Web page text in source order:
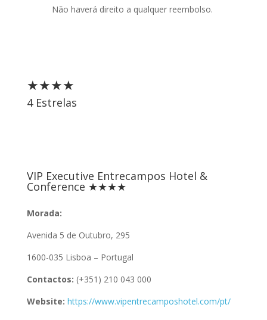
Não haverá direito a qualquer reembolso.
★★★★
4 Estrelas
VIP Executive Entrecampos Hotel &
Conference ★★★★
Morada:
Avenida 5 de Outubro, 295
1600-035 Lisboa – Portugal
Contactos: (+351) 210 043 000
Website: https://www.vipentrecamposhotel.com/pt/